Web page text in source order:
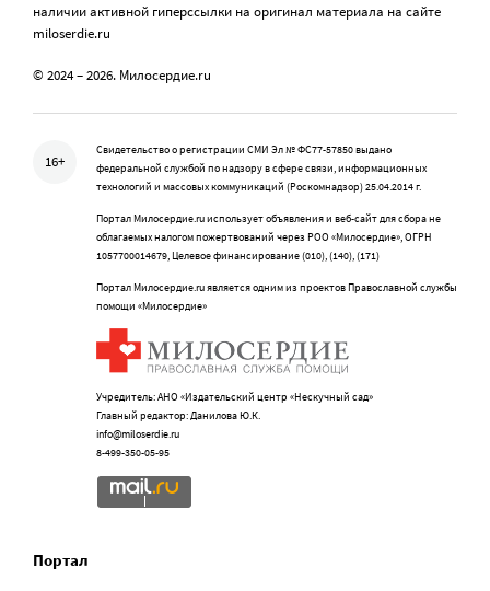
наличии активной гиперссылки на оригинал материала на сайте
miloserdie.ru
© 2024 – 2026. Милосердие.ru
16+
Свидетельство о регистрации СМИ Эл № ФС77-57850 выдано
федеральной службой по надзору в сфере связи, информационных
технологий и массовых коммуникаций (Роскомнадзор) 25.04.2014 г.
Портал Милосердие.ru использует объявления и веб-сайт для сбора не
облагаемых налогом пожертвований через РОО «Милосердие», ОГРН
1057700014679, Целевое финансирование (010), (140), (171)
Портал Милосердие.ru является одним из проектов Православной службы
помощи «Милосердие»
Учредитель: АНО «Издательский центр «Нескучный сад»
Главный редактор: Данилова Ю.К.
info@miloserdie.ru
8-499-350-05-95
Портал